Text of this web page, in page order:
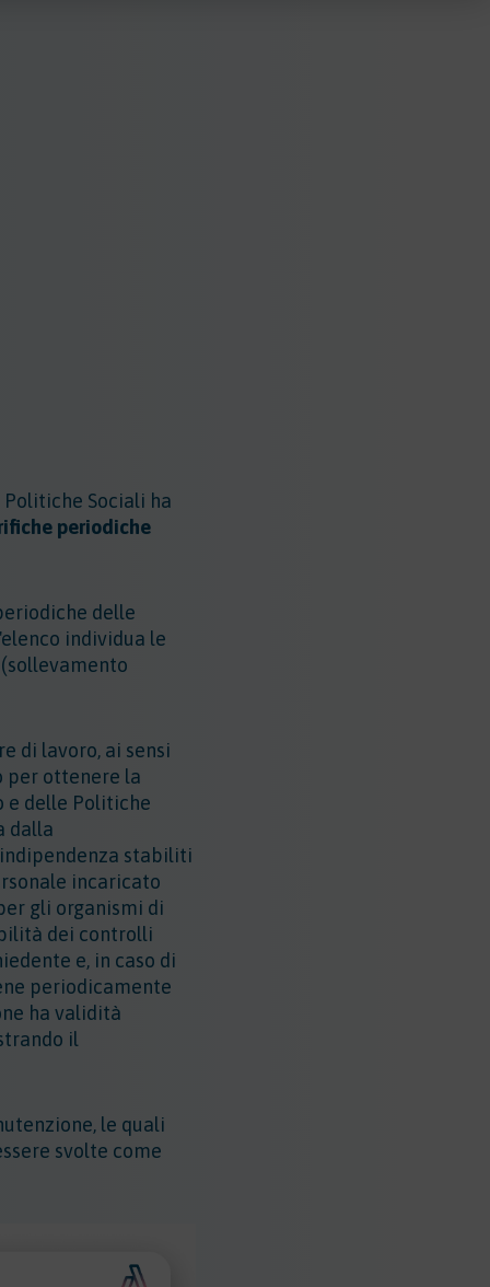
Sociali ha
periodiche
delle
individua le
di lavoro, ai sensi
per ottenere la
e delle Politiche
dalla
stabiliti
incaricato
gli organismi di
dei controlli
e, in caso di
periodicamente
ha validità
il
le quali
svolte come